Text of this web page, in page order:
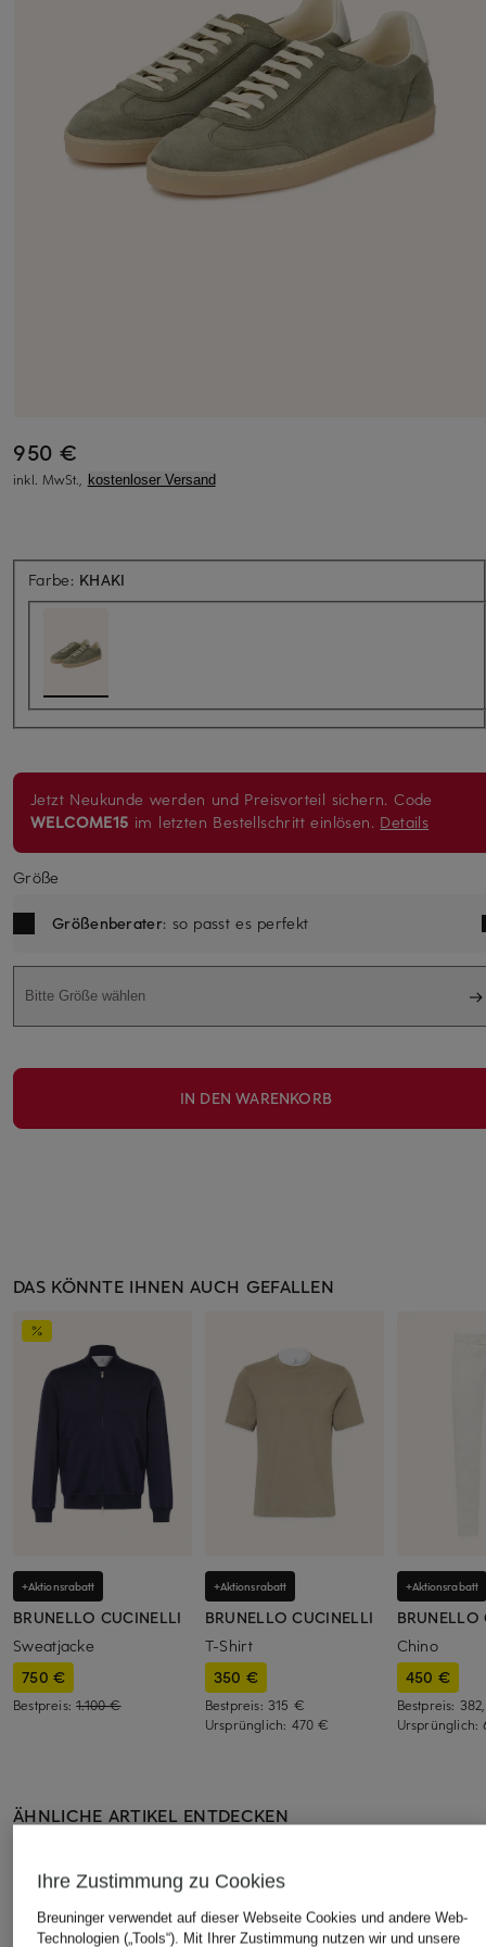
950 €
inkl. MwSt., kostenloser Versand
Farbe: KHAKI
Jetzt Neukunde werden und Preisvorteil sichern. Code
WELCOME15 im letzten Bestellschritt einlösen. Details
Größe
Größenberater: so passt es perfekt
Bitte Größe wählen
IN DEN WARENKORB
DAS KÖNNTE IHNEN AUCH GEFALLEN
+Aktionsrabatt
BRUNELLO CUCINELLI
Sweatjacke
750 €
Bestpreis:1.100 €
+Aktionsrabatt
BRUNELLO CUCINELLI
T-Shirt
350 €
Bestpreis: 315 €
Ursprünglich: 470 €
+Aktionsrabatt
BRUNELLO
Chino
450 €
Bestpreis:
Ursprünglich:
ÄHNLICHE ARTIKEL ENTDECKEN
Ihre Zustimmung zu Cookies
Breuninger verwendet auf dieser Webseite Cookies und andere Web-
Technologien („Tools“). Mit Ihrer Zustimmung nutzen wir und unsere